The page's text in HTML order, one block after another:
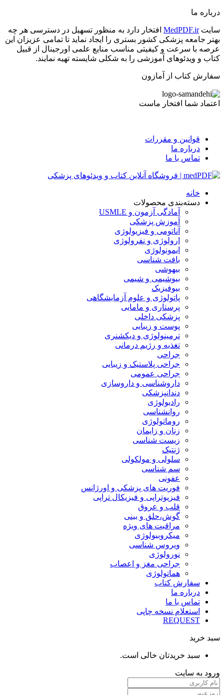
درباره ما
سایتMedPDF.ir افتخار دارد به منظور تسهیل در دسترسی هر چه
بهتر جامعه پزشکی کشور بستری را ایجاد نماید تا تمامی عزیزان این
عرصه با سرعت و کیفیتی مناسب منایع علمی اورجینال از قبیل
کتاب و ویدئوهای آموزشی را به شکلی شایسته تهیه نمایند.
سفارش کتاب از آمازون
اعتماد شما افتخار ماست
قوانین و مقررات
درباره ما
تماس با ما
خانه
دسته‌بندی محصولات
آمادگی آزمون و USMLE
آموزش پزشکی
آناتومی و فیزیولوژی
ارولوژی و نفرولوژی
ایمونولوژی
بافت شناسی
بیهوشی
بیوشیمی و شیمی
بیوفیزیک
پاتولوژی و علوم آزمایشگاهی
پرستاری و مامایی
پزشکی داخلی
پوست و زیبایی
ترمینولوژی و دیکشنری
تغذیه و رژیم درمانی
جراحی
جراحی پلاستیک و زیبایی
جراحی عمومی
داروشناسی و داروسازی
دندانپزشکی
رادیولوژی
روانشناسی
روماتولوژی
زنان و زایمان
زیست شناسی
ژنتیک
سلولی و مولکولی
سم شناسی
عفونی
فوریت های پزشکی و اورژانس
فیزیوتراپی و فیزیکال تراپی
قلب و عروق
گوش،حلق و بینی
مراقبت های ویژه
میکروبیولوژی
ویروس شناسی
نورولوژی
جراحی مغز و اعصاب
هماتولوژی
سفارش کتاب
درباره ما
تماس با ما
استعلام نسخه چاپی
REQUEST
سبد خرید
سبد خریدتان خالی است.
ورود به سایت